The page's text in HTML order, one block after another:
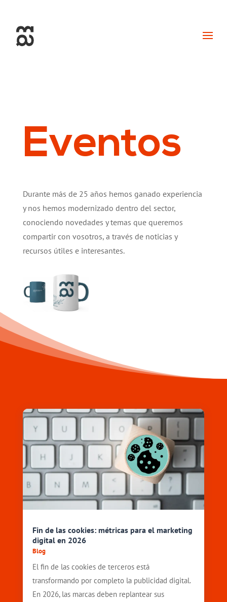
Eventos
Durante más de 25 años hemos ganado experiencia
y nos hemos modernizado dentro del sector,
conociendo novedades y temas que queremos
compartir con vosotros, a través de noticias y
recursos útiles e interesantes.
Fin de las cookies: métricas para el marketing
digital en 2026
Blog
El fin de las cookies de terceros está
transformando por completo la publicidad digital.
En 2026, las marcas deben replantear sus